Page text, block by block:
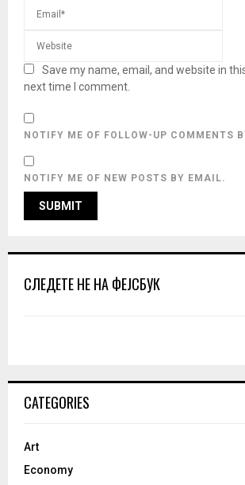
Save my name, email, and website in
next time I comment.
NOTIFY ME OF FOLLOW-UP COMMENTS
NOTIFY ME OF NEW POSTS BY EMAIL.
СЛЕДЕТЕ НЕ НА ФЕЈСБУК
CATEGORIES
Art
Economy